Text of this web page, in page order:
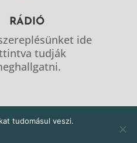
RÁDIÓ
ide
tudják
tudomásul veszi.